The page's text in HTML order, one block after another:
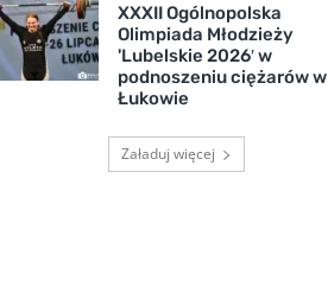
XXXII Ogólnopolska
Olimpiada Młodzieży
'Lubelskie 2026′ w
podnoszeniu ciężarów w
Łukowie
Załaduj więcej